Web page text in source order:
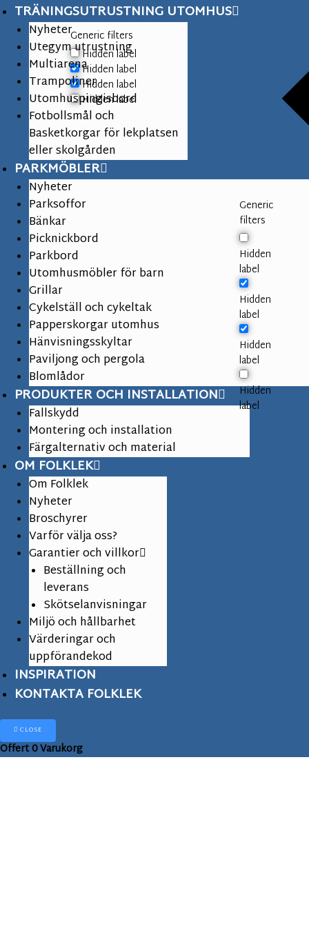
Generic filters
Hidden label
Hidden label
Hidden label
Hidden label
Generic
filters
Hidden
label
Hidden
label
Hidden
label
Hidden
label
TRÄNINGSUTRUSTNING UTOMHUS
Nyheter
Utegym utrustning
Multiarena
Trampoliner
Utomhuspingisbord
Fotbollsmål och
Basketkorgar för lekplatsen
eller skolgården
PARKMÖBLER
Nyheter
Parksoffor
Bänkar
Picknickbord
Parkbord
Utomhusmöbler för barn
Grillar
Cykelställ och cykeltak
Papperskorgar utomhus
Hänvisningsskyltar
Paviljong och pergola
Blomlådor
PRODUKTER OCH INSTALLATION
Fallskydd
Montering och installation
Färgalternativ och material
OM FOLKLEK
Om Folklek
Nyheter
Broschyrer
Varför välja oss?
Garantier och villkor
Beställning och
leverans
Skötselanvisningar
Miljö och hållbarhet
Värderingar och
uppförandekod
INSPIRATION
KONTAKTA FOLKLEK
CLOSE
Offert0Varukorg